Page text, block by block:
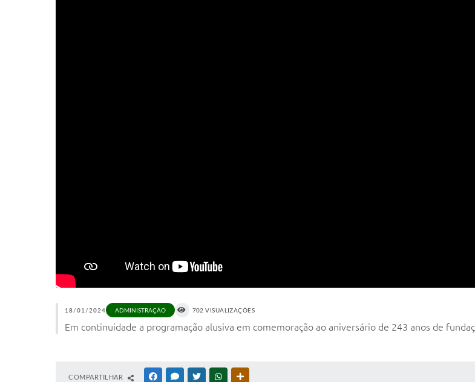
18/01/2024 ADMINISTRAÇÃO 702 VISUALIZAÇÕES
Em continuidade a programação alusiva em comemoração ao aniversário de 243 anos de
COMPARTILHAR FACEBOOKMESSENGER
TWITTERWHATSAPP